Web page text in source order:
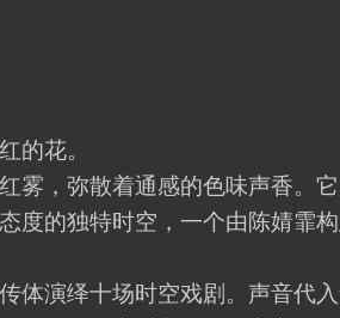
的花。
，弥散着通感的色味声香。
度的独特时空，一个由陈婧霏
演绎十场时空戏剧。声音代